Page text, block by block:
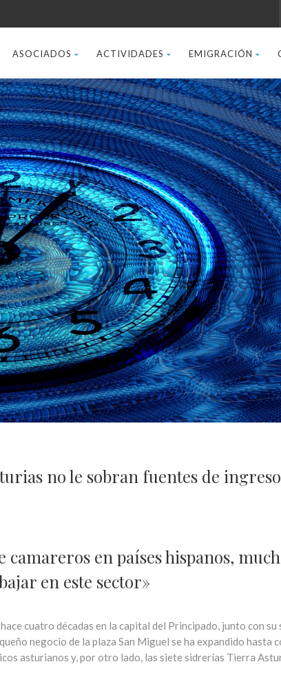
ASOCIADOS ACTIVIDADES EMIGRACIÓN
no le sobran fuentes de
en países hispanos,
en este sector»
cuatro décadas en la capital del Principado, junto con
negocio de la plaza San Miguel se ha expandido hasta
asturianos y, por otro lado, las siete sidrerías Tierra